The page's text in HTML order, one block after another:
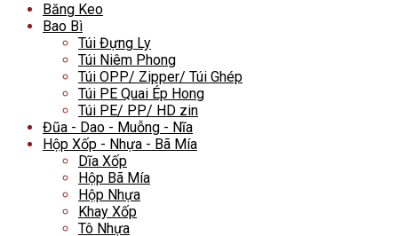
Băng Keo
Bao Bì
Túi Đựng Ly
Túi Niêm Phong
Túi OPP/ Zipper/ Túi Ghép
Túi PE Quai Ép Hong
Túi PE/ PP/ HD zin
Đũa - Dao - Muỗng - Nĩa
Hộp Xốp - Nhựa - Bã Mía
Dĩa Xốp
Hộp Bã Mía
Hộp Nhựa
Khay Xốp
Tô Nhựa